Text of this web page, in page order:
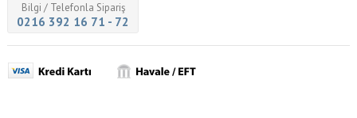
Bilgi / Telefonla Sipariş
0216 392 16 71 - 72